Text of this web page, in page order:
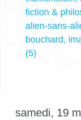
fiction &
alien-sans-
bouchard,
(5)
samedi, 19